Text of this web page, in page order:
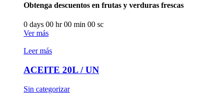
Obtenga descuentos en frutas y verduras frescas
0 days 00 hr00 min 00 sc
Ver más
Leer más
ACEITE 20L / UN
Sin categorizar